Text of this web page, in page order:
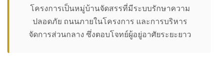
โครงการเป็นหมู่บ้านจัดสรรที่มีระบบรักษาความ
ปลอดภัย ถนนภายในโครงการ และการบริหาร
จัดการส่วนกลาง ซึ่งตอบโจทย์ผู้อยู่อาศัยระยะยาว